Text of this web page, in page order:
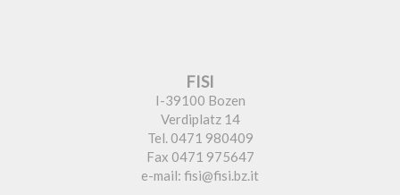
FISI
I-39100 Bozen
Verdiplatz 14
Tel. 0471 980409
Fax 0471 975647
e-mail: fisi@fisi.bz.it